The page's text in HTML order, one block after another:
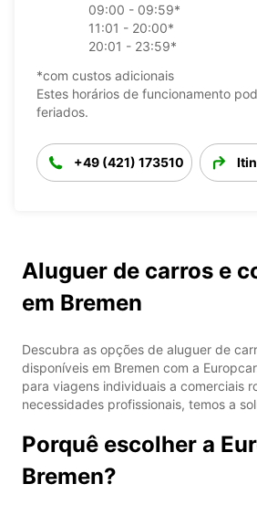
09:00 - 09:59*
11:01 - 20:00*
20:01 - 23:59*
*com custos adicionais
Estes horários de funcionamento
feriados.
+49 (421) 173510
Aluguer de carros e
em Bremen
Descubra as opções de aluguer de
disponíveis em Bremen com a
para viagens individuais a comerciais
necessidades profissionais, temos a
Porquê escolher a
Bremen?